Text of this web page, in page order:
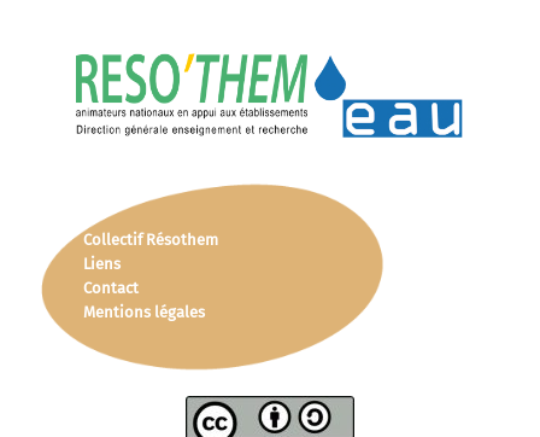
Collectif Résothem
Liens
Contact
Mentions légales